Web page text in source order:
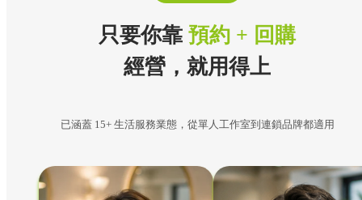
只要你靠 預約 + 回購
經營，就用得上
已涵蓋 15+ 生活服務業態，從單人工作室到連鎖品牌都適用